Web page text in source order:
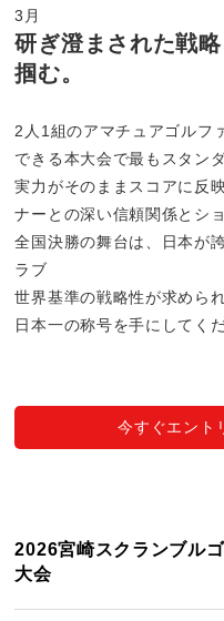
3月
研ぎ澄まされた戦
掴む。
2人1組のアマチュアゴルフ
できる本大会で最もスタン
実力がそのままスコアに反
ナーとの深い信頼関係とシ
全国決勝の舞台は、日本が
ラブ
世界基準の戦略性が求めら
日本一の称号を手にしてくだ
今すぐエント
2026宮崎スクランブル
大会